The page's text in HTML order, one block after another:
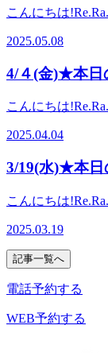
トナード稲城4階
めです!コースの
ッチ20分コース
ております♪6月
ボディケア
0802東京都稲城
身をほぐすこと
入り、立体的に
かり全身をケア
て、気になると
めです!コースの
ッチ20分コース
ております♪6月9
ボディケア
0802東京都稲城
こんにちは
調お変わりない
調崩しやすいの
イルフットケア
り、腰痛を緩和
流れが良くなり
間限定でフット
(ゆずの香り)と
のなめらかな素
ルフットケアと
フットケア40分
☆15:30～ご案内
可能です。
よりも気持ちイ
2025.05.08
4/４(金)★本日
こんにちは
日のおすすめは
をほぐしていき
が良くなり、肩
ダーを中心とし
イムを中心とし
方、リフレッシ
フットケアで足
トケア30分コー
円オイルフット
内可能です。ペ
2025.04.04
3/19(水)★本日
こんにちは
寒い一日になり
今日のおすすめ
スです!ほっとア
温めながらほぐ
な睡眠が期待で
2025.03.19
記事一覧へ
電話予約する
WEB予約する